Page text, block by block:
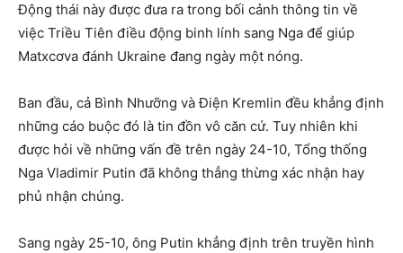
Động thái này được đưa ra trong bối cảnh thông tin về
việc Triều Tiên điều động binh lính sang Nga để giúp
Matxcơva đánh Ukraine đang ngày một nóng.
Ban đầu, cả Bình Nhưỡng và Điện Kremlin đều khẳng định
những cáo buộc đó là tin đồn vô căn cứ. Tuy nhiên khi
được hỏi về những vấn đề trên ngày 24-10, Tổng thống
Nga Vladimir Putin đã không thẳng thừng xác nhận hay
phủ nhận chúng.
Sang ngày 25-10, ông Putin khẳng định trên truyền hình